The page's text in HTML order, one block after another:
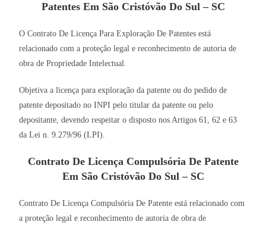
Patentes Em São Cristóvão Do Sul – SC
O Contrato De Licença Para Exploração De Patentes está
relacionado com a proteção legal e reconhecimento de autoria de
obra de Propriedade Intelectual.
Objetiva a licença para exploração da patente ou do pedido de
patente depositado no INPI pelo titular da patente ou pelo
depositante, devendo respeitar o disposto nos Artigos 61, 62 e 63
da Lei n. 9.279/96 (LPI).
Contrato De Licença Compulsória De Patente
Em São Cristóvão Do Sul – SC
Contrato De Licença Compulsória De Patente está relacionado com
a proteção legal e reconhecimento de autoria de obra de